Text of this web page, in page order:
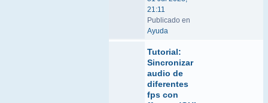
21:11
Publicado en
Ayuda
Tutorial:
Sincronizar
audio de
diferentes
fps con